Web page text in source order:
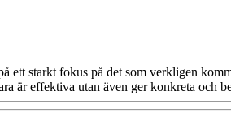
starkt fokus på det som verkligen
är effektiva utan även ger konkreta och